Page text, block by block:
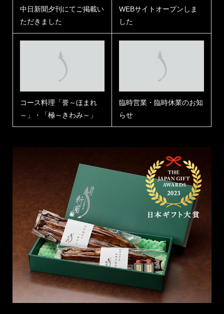
中日新聞夕刊にてご掲載い
ただきました
WEBサイトオープンしま
した
コース料理「誉～ほまれ
～」・「極～きわみ～」
臨時営業・臨時休業のお知
らせ